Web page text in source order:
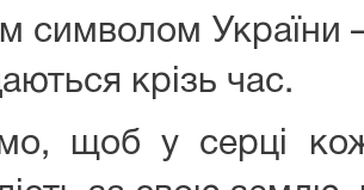
символом України
крізь час.
щоб у серці